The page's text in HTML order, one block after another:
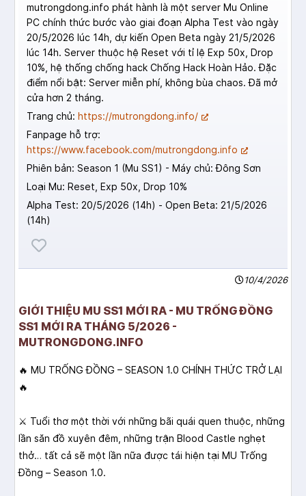
mutrongdong.info phát hành là một server Mu Online
PC chính thức bước vào giai đoạn Alpha Test vào ngày
20/5/2026 lúc 14h, dự kiến Open Beta ngày 21/5/2026
lúc 14h. Server thuộc hệ Reset với tỉ lệ Exp 50x, Drop
10%, hệ thống chống hack Chống Hack Hoàn Hảo. Đặc
điểm nổi bật: Server miễn phí, không bùa chaos. Đã mở
cửa hơn 2 tháng.
Trang chủ: https://mutrongdong.info/
Fanpage hỗ trợ:
https://www.facebook.com/mutrongdong.info
Phiên bản: Season 1 (Mu SS1) - Máy chủ: Đông Sơn
Loại Mu: Reset, Exp 50x, Drop 10%
Alpha Test: 20/5/2026 (14h) - Open Beta: 21/5/2026
(14h)
10/4/2026
GIỚI THIỆU MU SS1 MỚI RA - MU TRỐNG ĐỒNG
SS1 MỚI RA THÁNG 5/2026 -
MUTRONGDONG.INFO
🔥 MU TRỐNG ĐỒNG – SEASON 1.0 CHÍNH THỨC TRỞ LẠI
🔥
⚔️ Tuổi thơ một thời với những bãi quái quen thuộc, những
lần săn đồ xuyên đêm, những trận Blood Castle nghẹt
thở… tất cả sẽ một lần nữa được tái hiện tại MU Trống
Đồng – Season 1.0.